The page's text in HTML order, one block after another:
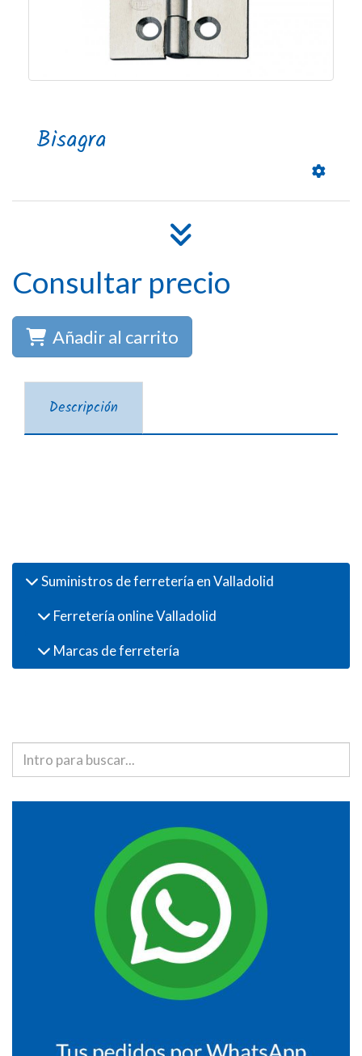
Bisagra
Consultar precio
Añadir al carrito
Descripción
Suministros de ferretería en Valladolid
Ferretería online Valladolid
Marcas de ferretería